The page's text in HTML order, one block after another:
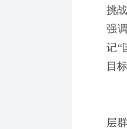
挑
强
记“
目
中
层